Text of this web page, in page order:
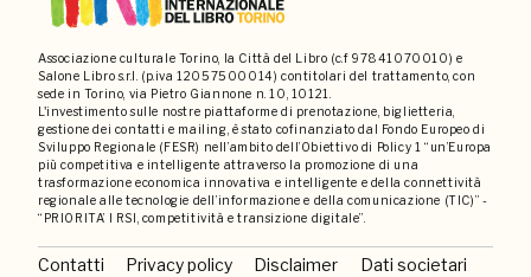
Associazione culturale Torino, la Città del Libro (c.f 97841070010) e
Salone Libro s.r.l. (p.iva 12057500014) contitolari del trattamento, con
sede in Torino, via Pietro Giannone n. 10, 10121.
L'investimento sulle nostre piattaforme di prenotazione, biglietteria,
gestione dei contatti e mailing, è stato cofinanziato dal Fondo Europeo di
Sviluppo Regionale (FESR) nell’ambito dell’Obiettivo di Policy 1 “un’Europa
più competitiva e intelligente attraverso la promozione di una
trasformazione economica innovativa e intelligente e della connettività
regionale alle tecnologie dell’informazione e della comunicazione (TIC)” -
“PRIORITA’ I RSI, competitività e transizione digitale”.
Contatti Privacy policy Disclaimer Dati societari